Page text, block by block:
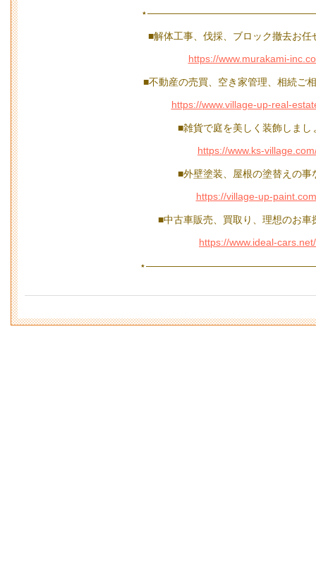
■解体工事、伐採、ブロック撤去お任
https://www.murakami-
■不動産の売買、空き家管理、相続ご
https://www.village-up-real-
■雑貨で庭を美しく装飾しまし
https://www.ks-
■外壁塗装、屋根の塗替えの事
https://village-up-
■中古車販売、買取り、理想のお車
https://www.ideal-cars.net/